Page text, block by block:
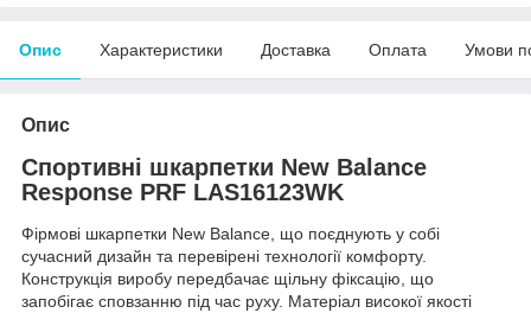
Опис Характеристики Доставка Оплата Умови
Опис
Спортивні шкарпетки New Balance
Response PRF LAS16123WK
Фірмові шкарпетки New Balance, що поєднують у собі
сучасний дизайн та перевірені технології комфорту.
Конструкція виробу передбачає щільну фіксацію, що
запобігає сповзанню під час руху. Матеріал високої якості